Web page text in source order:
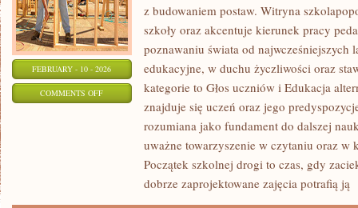
FEBRUARY - 10 - 2026
COMMENTS OFFON
PROGRAMY
PODRĘCZNIKI
z budowaniem postaw. Witryna
szkoły oraz akcentuje kierunek pracy
poznawaniu świata od najwcześniejszych
edukacyjne, w duchu życzliwości oraz
kategorie to Głos uczniów i Edukacja
znajduje się uczeń oraz jego
rozumiana jako fundament do dalszej
uważne towarzyszenie w czytaniu oraz w
Początek szkolnej drogi to czas, gdy
dobrze zaprojektowane zajęcia potrafią ją